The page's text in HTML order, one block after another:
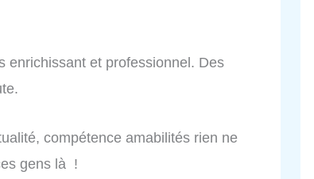
enrichissant et professionnel. Des
compétence amabilités rien ne
gens là !